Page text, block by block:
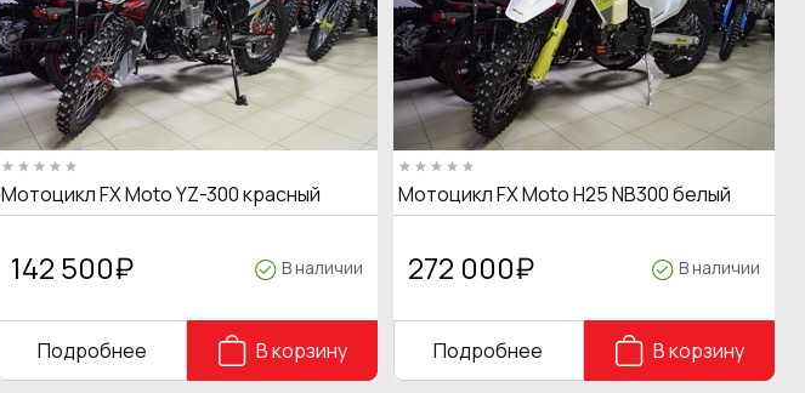
Мотоцикл FX Moto YZ-300 красный
142 500₽ В наличии
Подробнее В корзину
Мотоцикл FX Moto H25 NB300 белый
272 000₽ В наличии
Подробнее В корзину